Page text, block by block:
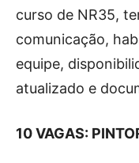
curso de NR35,
comunicação,
equipe,
atualizado e
10 VAGAS: